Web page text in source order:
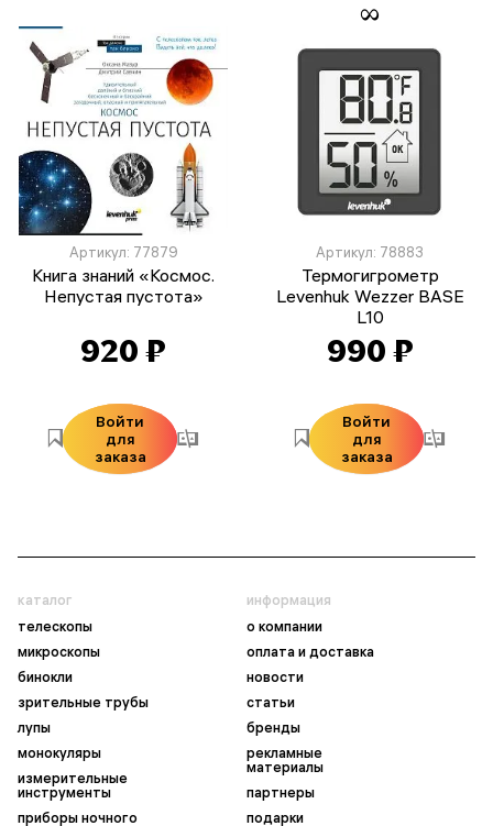
Артикул: 77879
Книга знаний «Космос.
Непустая пустота»
920 ₽
Войти
для
заказа
Артикул: 78883
Термогигрометр
Levenhuk Wezzer BASE
L10
990 ₽
Войти
для
заказа
каталог
телескопы
микроскопы
бинокли
зрительные трубы
лупы
монокуляры
измерительные
инструменты
приборы ночного
информация
о компании
оплата и доставка
новости
статьи
бренды
рекламные
материалы
партнеры
подарки